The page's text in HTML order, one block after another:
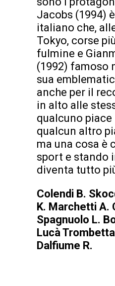
Jacobs (1994)
italiano che,
Tokyo, corse
fulmine e
(1992) famoso
sua
anche per il
in alto alle
qualcuno piace
qualcun altro
ma una cosa è
sport e stando
diventa tutto
Colendi B.
K. Marchetti A.
Spagnuolo L.
Lucà
Dalfiume R.